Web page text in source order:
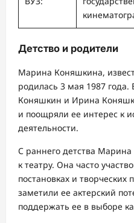
Детство и родители
Марина Коняшкина,
родилась 3 мая 1987
Коняшкин и Ирина
и поощряли ее интерес к
деятельности.
С раннего детства
к театру. Она часто
постановках и творческих
заметили ее актерский
поддержать ее в выборе